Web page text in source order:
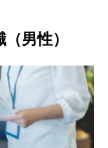
男性）